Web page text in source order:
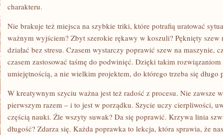
charakteru.
Nie brakuje też miejsca na szybkie triki, które potrafią uratować
ważnym wyjściem? Zbyt szerokie rękawy w koszuli? Pęknięty szew
działać bez stresu. Czasem wystarczy poprawić szew na maszynie,
czasem zastosować taśmę do podwinięć. Dzięki takim
umiejętnością, a nie wielkim projektem, do którego trzeba się długo
W kreatywnym szyciu ważna jest też radość z procesu. Nie zawsze
pierwszym razem – i to jest w porządku. Szycie uczy cierpliwości,
częścią nauki. Źle wszyty suwak? Da się poprawić. Krzywa linia
długość? Zdarza się. Każda poprawka to lekcja, która sprawia, że